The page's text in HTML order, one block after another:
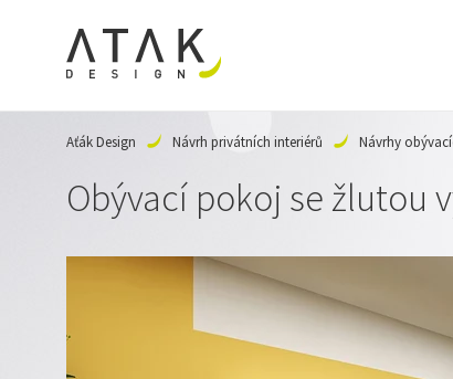
Aťák Design Návrh privátních interiérů Návrhy
Obývací pokoj se žlutou